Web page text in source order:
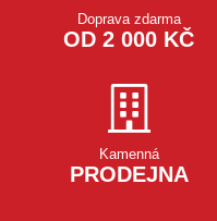
Doprava zdarma
OD 2 000 KČ
Kamenná
PRODEJNA